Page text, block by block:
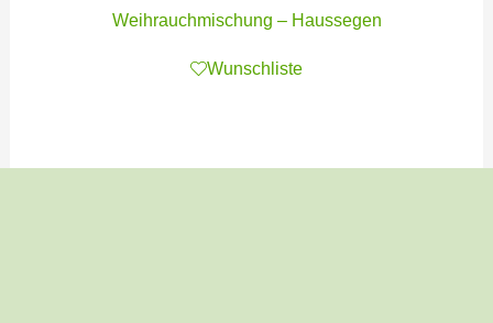
Weihrauchmischung – Haussegen
Wunschliste